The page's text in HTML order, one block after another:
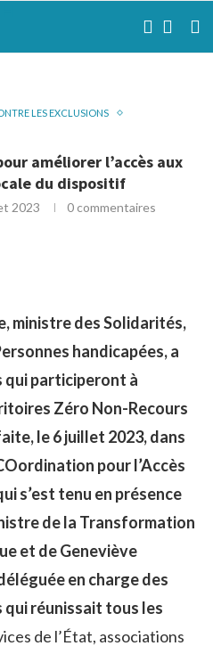
LES EXCLUSIONS
améliorer l’accès aux
du dispositif
2023 0 commentaires
ministre des Solidarités,
handicapées, a
qui participeront à
Zéro Non-Recours
le 6 juillet 2023, dans
pour l’Accès
s’est tenu en présence
de la Transformation
et de Geneviève
en charge des
qui réunissait tous les
de l’État, associations